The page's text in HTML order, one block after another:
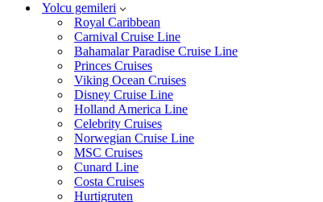
Yolcu gemileri
Royal Caribbean
Carnival Cruise Line
Bahamalar Paradise Cruise Line
Princes Cruises
Viking Ocean Cruises
Disney Cruise Line
Holland America Line
Celebrity Cruises
Norwegian Cruise Line
MSC Cruises
Cunard Line
Costa Cruises
Hurtigruten